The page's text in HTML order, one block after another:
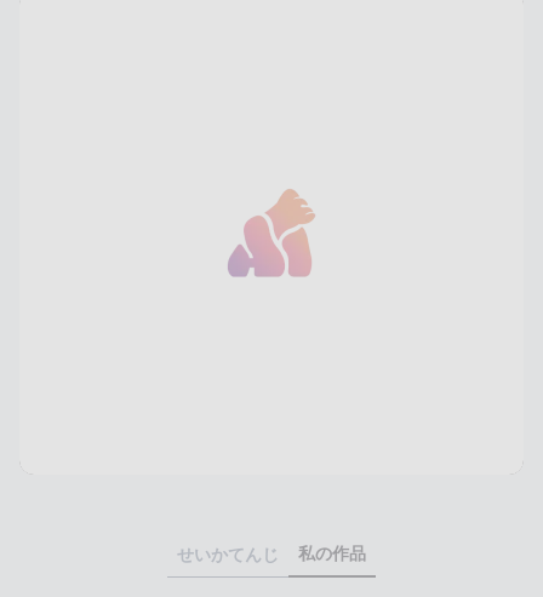
せいかてんじ 私の作品